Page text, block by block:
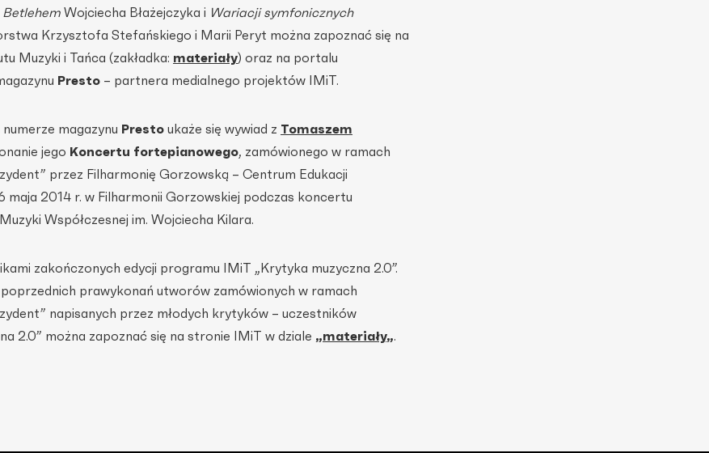
Betlehem Wojciecha Błażejczyka i Wariacji symfonicznych
Krzysztofa Stefańskiego i Marii Peryt można zapoznać się na
Muzyki i Tańca (zakładka: materiały) oraz na portalu
Presto – partnera medialnego projektów IMiT.
magazynu Presto ukaże się wywiad z Tomaszem
jego Koncertu fortepianowego, zamówionego w ramach
przez Filharmonię Gorzowską – Centrum Edukacji
maja 2014 r. w Filharmonii Gorzowskiej podczas koncertu
Współczesnej im. Wojciecha Kilara.
zakończonych edycji programu IMiT „Krytyka muzyczna 2.0”.
prawykonań utworów zamówionych w ramach
napisanych przez młodych krytyków – uczestników
2.0” można zapoznać się na stronie IMiT w dziale „materiały„.